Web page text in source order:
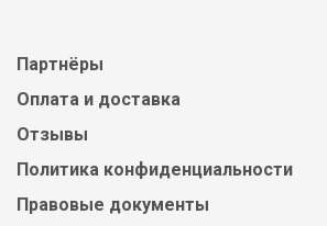
Партнёры
Оплата и доставка
Отзывы
Политика конфиденциальности
Правовые документы